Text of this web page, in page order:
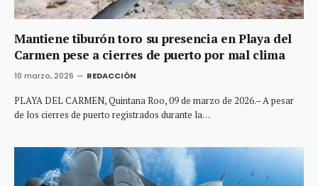
Mantiene tiburón toro su presencia en Playa del
Carmen pese a cierres de puerto por mal clima
10 marzo, 2026 REDACCIÓN
PLAYA DEL CARMEN, Quintana Roo, 09 de marzo de 2026.– A pesar
de los cierres de puerto registrados durante la…